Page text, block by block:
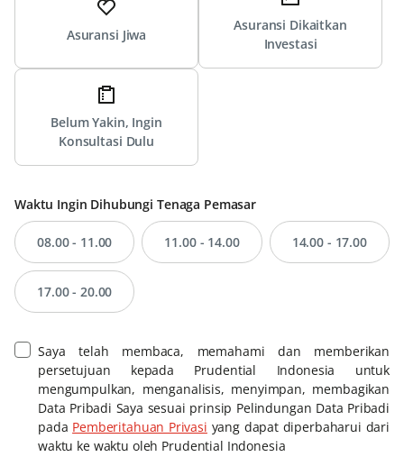
Asuransi Jiwa
Asuransi Dikaitkan
Investasi
Belum Yakin, Ingin
Konsultasi Dulu
Waktu Ingin Dihubungi Tenaga Pemasar
08.00 - 11.00 11.00 - 14.00 14.00 - 17.00
17.00 - 20.00
Saya telah membaca, memahami dan memberikan
persetujuan kepada Prudential Indonesia untuk
mengumpulkan, menganalisis, menyimpan, membagikan
Data Pribadi Saya sesuai prinsip Pelindungan Data Pribadi
pada Pemberitahuan Privasi yang dapat diperbaharui dari
waktu ke waktu oleh Prudential Indonesia